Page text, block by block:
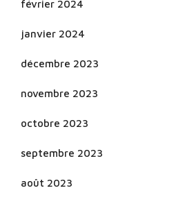
février 2024
janvier 2024
décembre 2023
novembre 2023
octobre 2023
septembre 2023
août 2023